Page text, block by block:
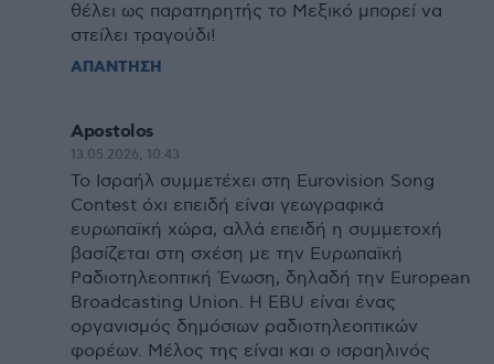
θέλει ως παρατηρητής το Μεξικό μπορεί να
στείλει τραγούδι!
ΑΠΑΝΤΗΣΗ
Apostolos
13.05.2026, 10:43
Το Ισραήλ συμμετέχει στη Eurovision Song
Contest όχι επειδή είναι γεωγραφικά
ευρωπαϊκή χώρα, αλλά επειδή η συμμετοχή
βασίζεται στη σχέση με την Ευρωπαϊκή
Ραδιοτηλεοπτική Ένωση, δηλαδή την European
Broadcasting Union. Η EBU είναι ένας
οργανισμός δημόσιων ραδιοτηλεοπτικών
φορέων. Μέλος της είναι και ο ισραηλινός